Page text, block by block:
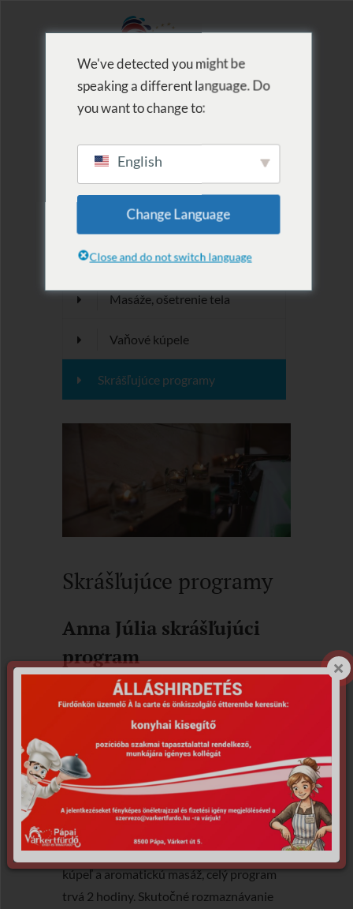
Skrášľujúce
programy
Masáže, ošetrenie tela
Vaňové kúpele
Skrášľujúce programy
Skrášľujúce programy
Anna Júlia skrášľujúci
program
Anna Júlia, grófkyňa Esterházyovcov v
meste Pápa bola jedna z najvzdelanejších
a najkrajších žien v tej dobe. Ona
inšpirovala náš skrášľujúci program vo
Várkertfürdő, ktorý je presne taký
veľkolepý, ako barokový šľachtický život.
Počas programu si môžete užiť celotelový
peeling, 20 minutový aromatický vaňový
kúpeľ a aromatickú masáž, celý program
trvá 2 hodiny. Skutočné rozmaznávanie
We've detected you might be
speaking a different language. Do
you want to change to:
English
Change Language
Close and do not switch language